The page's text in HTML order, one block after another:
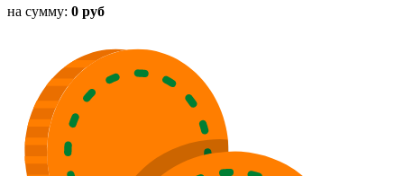
на сумму: 0 руб